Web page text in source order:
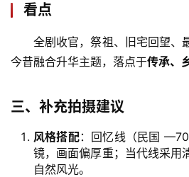
看点
全剧收官，祭祖、旧宅回望、
今昔融合升华主题，落点于传承、
三、补充拍摄建议
风格搭配：回忆线（民国
镜，画面偏厚重；当代线采用
自然风光。